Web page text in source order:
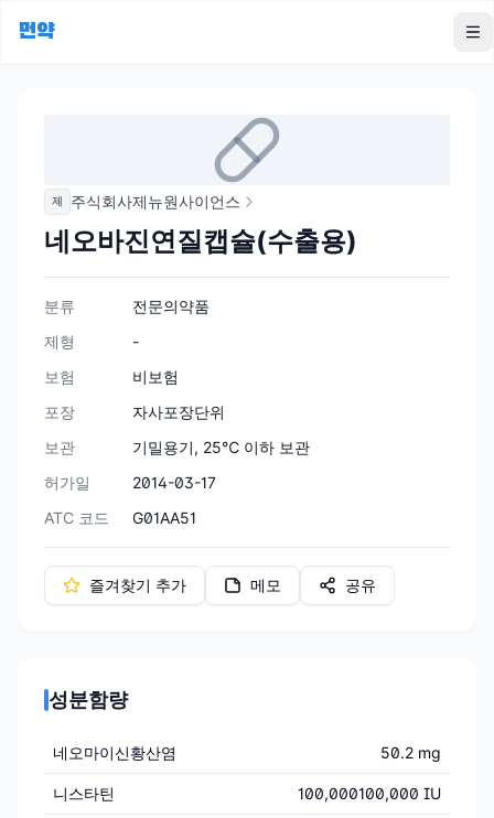
먼약
제 주식회사제뉴원사이언스
네오바진연질캡슐(수출용)
분류
전문의약품
제형
-
보험
비보험
포장
자사포장단위
보관
기밀용기, 25℃ 이하 보관
허가일
2014-03-17
ATC 코드
G01AA51
즐겨찾기 추가 메모 공유
성분함량
네오마이신황산염 50.2 mg
니스타틴 100,000100,000 IU